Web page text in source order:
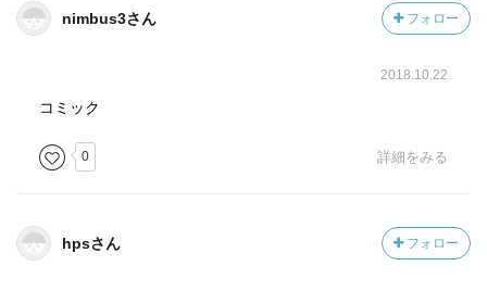
nimbus3さん フォロー
2018.10.22
コミック
0 詳細をみる
hpsさん フォロー